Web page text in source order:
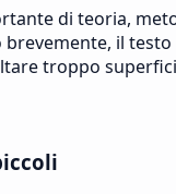
di teoria,
il
troppo